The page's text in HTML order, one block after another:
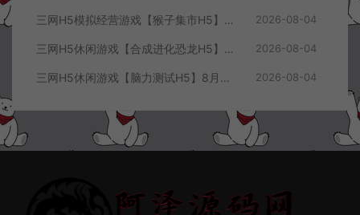
三网H5模拟经营游戏【猴子集市H5】8月最新整理Linux手工服务端+Win一键服务端+解压即玩+简易安卓客户端+详细搭建教程 2026-08-04
三网H5休闲游戏【合成进化恐龙H5】8月最新整理Linux手工服务端+Win一键服务端+解压即玩+简易安卓客户端+详细搭建教程 2026-08-04
三网H5休闲游戏【脑力测试H5】8月最新整理Linux手工服务端+Win一键服务端+解压即玩+简易安卓客户端+详细搭建教程 2026-08-04